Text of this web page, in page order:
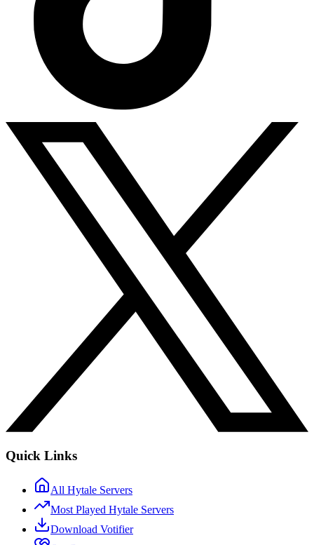
Quick Links
All Hytale Servers
Most Played Hytale Servers
Download Votifier